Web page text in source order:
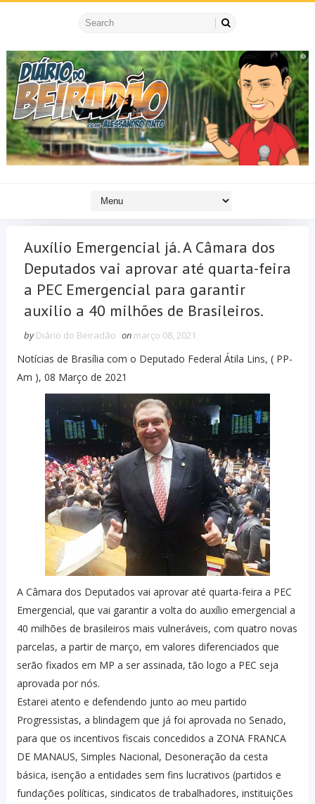
Auxílio Emergencial já. A Câmara dos
Deputados vai aprovar até quarta-feira
a PEC Emergencial para garantir
auxilio a 40 milhões de Brasileiros.
by Diário do Beiradão on março 08, 2021
Notícias de Brasília com o Deputado Federal Átila Lins, ( PP-
Am ), 08 Março de 2021
A Câmara dos Deputados vai aprovar até quarta-feira a PEC
Emergencial, que vai garantir a volta do auxílio emergencial a
40 milhões de brasileiros mais vulneráveis, com quatro novas
parcelas, a partir de março, em valores diferenciados que
serão fixados em MP a ser assinada, tão logo a PEC seja
aprovada por nós.
Estarei atento e defendendo junto ao meu partido
Progressistas, a blindagem que já foi aprovada no Senado,
para que os incentivos fiscais concedidos a ZONA FRANCA
DE MANAUS, Simples Nacional, Desoneração da cesta
básica, isenção a entidades sem fins lucrativos (partidos e
fundações políticas, sindicatos de trabalhadores, instituições